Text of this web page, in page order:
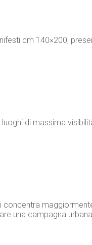
cm 140×200,
di massima
concentra
una campagna